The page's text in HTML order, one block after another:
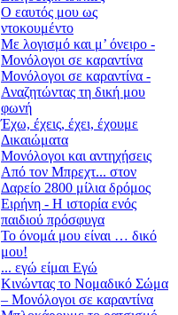
Ο εαυτός μου ως
ντοκουμέντο
Με λογισμό και μ’ όνειρο -
Μονόλογοι σε καραντίνα
Μονόλογοι σε καραντίνα -
Αναζητώντας τη δική μου
φωνή
Έχω, έχεις, έχει, έχουμε
Δικαιώματα
Μονόλογοι και αντηχήσεις
Από τον Μπρεχτ... στον
Δαρείο 2800 μίλια δρόμος
Ειρήνη - Η ιστορία ενός
παιδιού πρόσφυγα
Το όνομά μου είναι … δικό
μου!
... εγώ είμαι Εγώ
Κινώντας το Νομαδικό Σώμα
– Μονόλογοι σε καραντίνα